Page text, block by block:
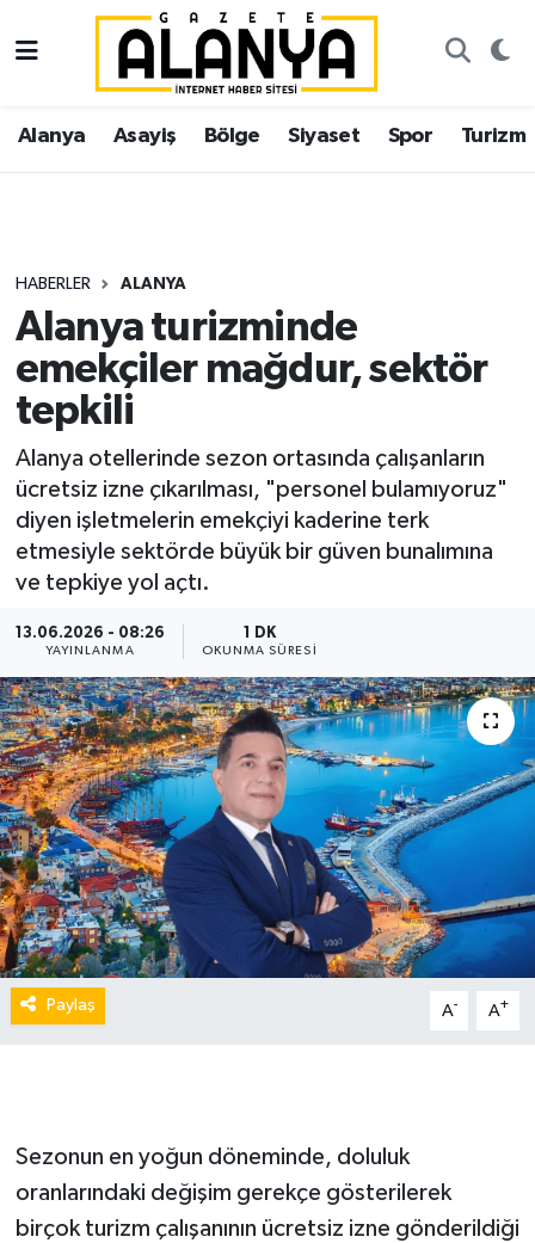
Alanya Asayiş Bölge Siyaset Spor Turizm
HABERLER ALANYA
Alanya turizminde
emekçiler mağdur, sektör
tepkili
Alanya otellerinde sezon ortasında çalışanların
ücretsiz izne çıkarılması, "personel bulamıyoruz"
diyen işletmelerin emekçiyi kaderine terk
etmesiyle sektörde büyük bir güven bunalımına
ve tepkiye yol açtı.
13.06.2026 - 08:26
YAYINLANMA
1 DK
OKUNMA SÜRESI
Paylaş A- A+
Sezonun en yoğun döneminde, doluluk
oranlarındaki değişim gerekçe gösterilerek
birçok turizm çalışanının ücretsiz izne gönderildiği
Alanya
Asayiş
Siyaset
Spor
Turizm
Ekonomi
Gazipaşa
İstanbul Nöbetçi Eczaneler
İstanbul Hava Durumu
Süper Lig Puan Durumu ve Fikstür
Tüm Manşetler
Son Dakika Haberleri
Haber Arşivi